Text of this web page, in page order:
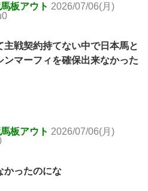
板アウト 2026/07/06(月)
戦契約持てない中で日本馬と
マーフィを確保出来なかった
板アウト 2026/07/06(月)
かったのにな